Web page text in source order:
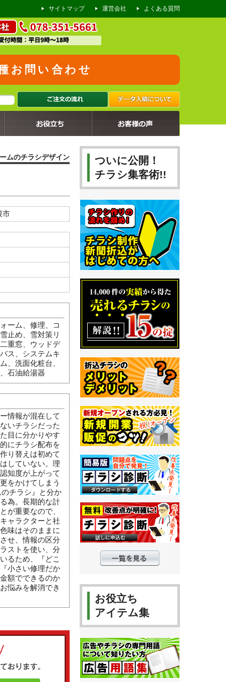
サイトマップ 運営会社 よくある質問
お問い合わせ
2024.08.23 リフォーム会社のチラシ
2024.08.16 リフォーム会社の懸垂幕
2024.08.09 リフォーム会社の火災保険申請チラシ
2024.08.02 古美術買取店のチラシ
2024.07.26 仕出し店の折込チラシ
2024.07.19 調理師専門学校のオープンキャンパス告知チラシ
2024.07.12 製菓専門学校のオープンキャンパス告知チラシ
2024.07.05 リフォーム会社様のチラシ
2024.06.28 塾のオープンチラシ
ムのチラシデザイン
市
ーム、修理、コ
止め、雪対策リ
重窓、ウッドデ
ス、システムキ
、洗面化粧台、
石油給湯器
情報が混在して
いチラシだった
目に分かりやす
にチラシ配布を
り替えは初めて
していない。理
知度が上がって
をかけてしまう
チラシ』と分か
為。長期的な計
が重要なので、
ャラクターと社
味はそのままに
せ、情報の区分
ストを使い、分
るため、『どこ
小さい修理だか
額でできるのか
悩みを解消でき
ついに公開！
チラシ集客術!!
お役立ち
アイテム集